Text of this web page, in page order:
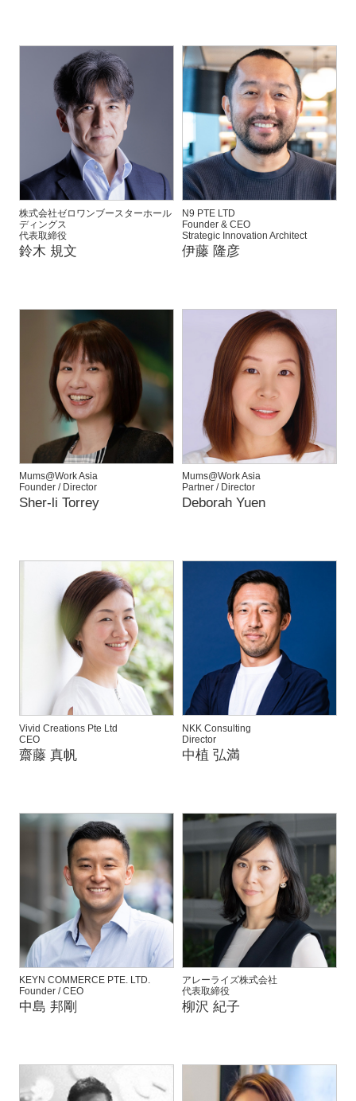
株式会社ゼロワンブースターホール
ディングス
代表取締役
鈴木 規文
N9 PTE LTD
Founder & CEO
Strategic Innovation Architect
伊藤 隆彦
Mums@Work Asia
Founder / Director
Sher-li Torrey
Mums@Work Asia
Partner / Director
Deborah Yuen
Vivid Creations Pte Ltd
CEO
齋藤 真帆
NKK Consulting
Director
中植 弘満
KEYN COMMERCE PTE. LTD.
Founder / CEO
中島 邦剛
アレーライズ株式会社
代表取締役
柳沢 紀子